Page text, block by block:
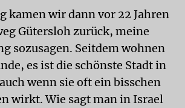
kamen wir dann vor 22 Jahren
Gütersloh zurück, meine
sozusagen. Seitdem wohnen
es ist die schönste Stadt in
wenn sie oft ein bisschen
wirkt. Wie sagt man in Israel